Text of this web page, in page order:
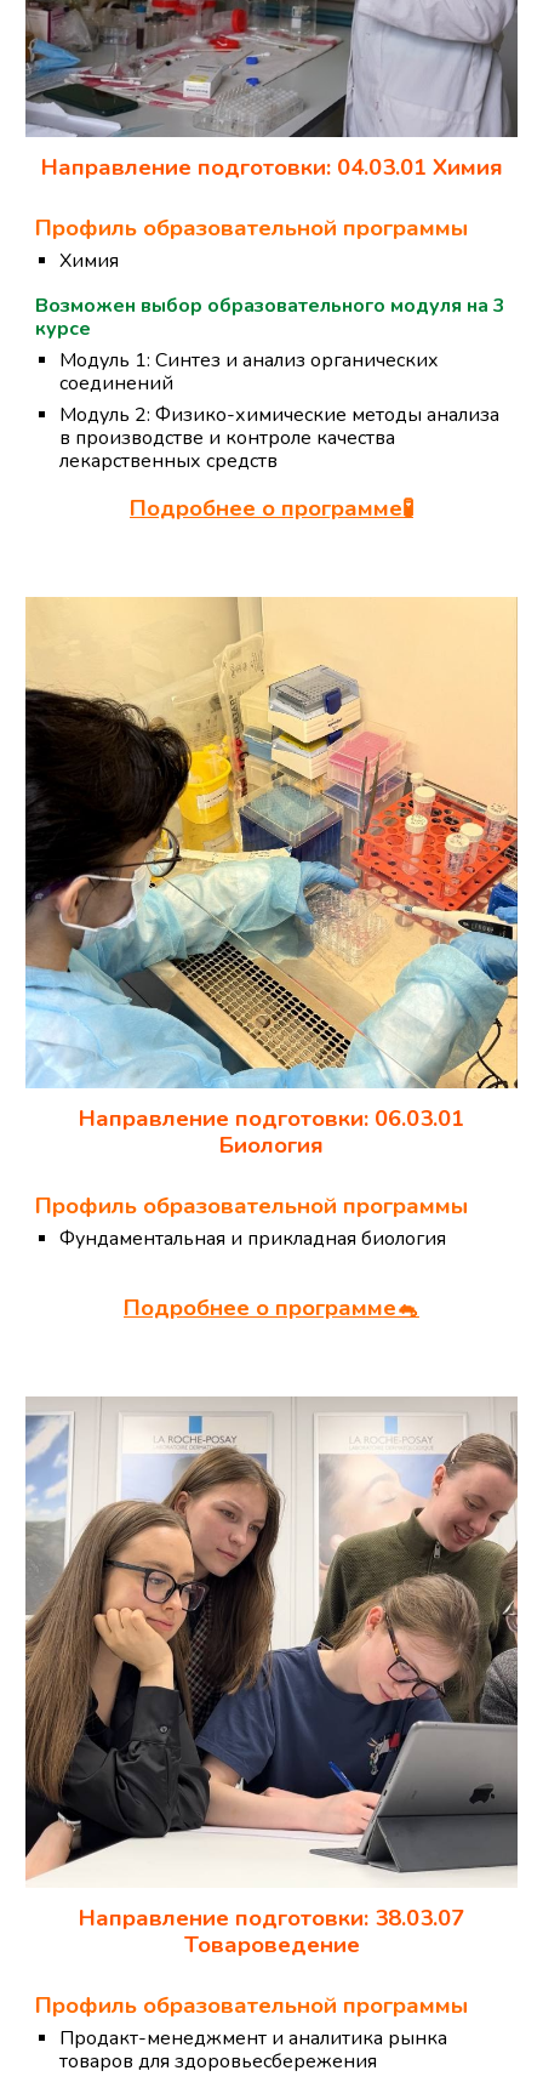
Направление подготовки: 04.03.01 Химия
Профиль образовательной программы
Химия
Возможен выбор образовательного модуля на 3
курсе
Модуль 1:Синтез и анализ органических
соединений
Модуль 2: Физико-химические методы анализа
в производстве и контроле качества
лекарственных средств
Подробнее о программе🧪
Направление подготовки: 06.03.01
Биология
Профиль образовательной программы
Фундаментальная и прикладная биология
Подробнее о программе🐁
Направление подготовки: 38.03.07
Товароведение
Профиль образовательной программы
Продакт-менеджмент и аналитика рынка
товаров для здоровьесбережения